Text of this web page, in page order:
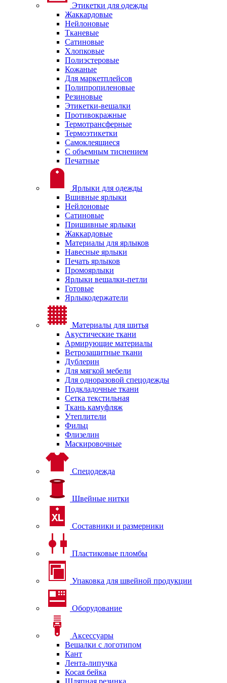
Этикетки для одежды
Жаккардовые
Нейлоновые
Тканевые
Сатиновые
Хлопковые
Полиэстеровые
Кожаные
Для маркетплейсов
Полипропиленовые
Резиновые
Этикетки-вешалки
Противокражные
Термотрансферные
Термоэтикетки
Самоклеящиеся
С объемным тиснением
Печатные
Ярлыки для одежды
Вшивные ярлыки
Нейлоновые
Сатиновые
Пришивные ярлыки
Жаккардовые
Материалы для ярлыков
Навесные ярлыки
Печать ярлыков
Промоярлыки
Ярлыки вешалки-петли
Готовые
Ярлыкодержатели
Материалы для шитья
Акустические ткани
Армирующие материалы
Ветрозащитные ткани
Дублерин
Для мягкой мебели
Для одноразовой спецодежды
Подкладочные ткани
Сетка текстильная
Ткань камуфляж
Утеплители
Фильц
Флизелин
Маскировочные
Спецодежда
Швейные нитки
Составники и размерники
Пластиковые пломбы
Упаковка для швейной продукции
Оборудование
Аксессуары
Вешалки с логотипом
Кант
Лента-липучка
Косая бейка
Шляпная резинка